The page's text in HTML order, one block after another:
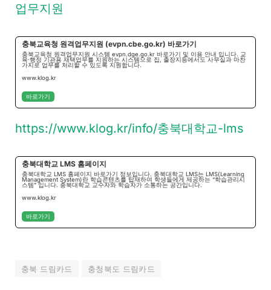
업무지원
충북교육청 원격업무지원 (evpn.cbe.go.kr) 바로가기
충북교육청 원격업무지원 시스템 evpn.dge.go.kr 바로가기 및 이용 안내 입니다. 교
육·행정 기관용 재택업무를 지원하는 시스템으로 집, 출장지등에서도 사무실과 마찬
가지로 업무를 처리할 수 있도록 지원합니다.
www.klog.kr
바로가기
https://www.klog.kr/info/충북대학교-lms
충북대학교 LMS 홈페이지
충북대학교 LMS 홈페이지 바로가기 정보입니다. 충북대학교 LMS는 LMS(Learning
Management System)란 학습콘텐츠를 탑재하여 학생들에게 제공하는 “학습관리시
스템” 입니다. 충북대학교 교수자와 학습자가 소통하는 공간입니다.
www.klog.kr
바로가기
충북 드림카드 충청북도 드림카드